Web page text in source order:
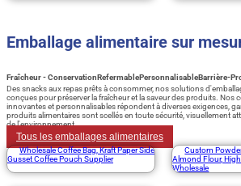
Emballage alimentaire sur
Fraîcheur - ConservationRefermablePersonnalisableBarrière-
Des snacks aux repas prêts à consommer, nos solutions
conçues pour préserver la fraîcheur et la saveur des produits. Nos
innovantes et personnalisables répondent à diverses exigences,
produits alimentaires sont scellés en toute sécurité, visuellement
de l'environnement.
Tous les emballages alimentaires
Wholesale Coffee Bag, Kraft Paper Side
Gusset Coffee Pouch Supplier
Custom
Almond Flour,
Wholesale